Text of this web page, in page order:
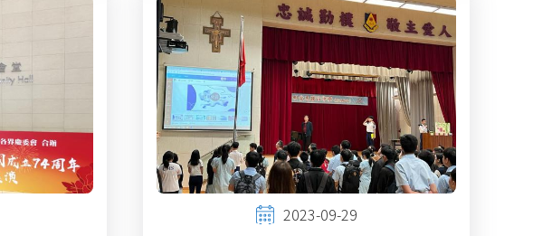
2023-09-29